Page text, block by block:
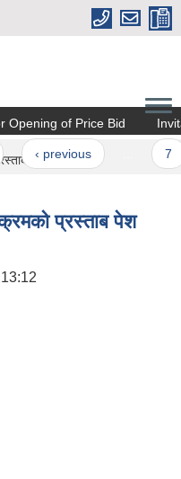
of Price Bid
‹ previous
पेश गर्ने बारे
प्रस्ताब पेश